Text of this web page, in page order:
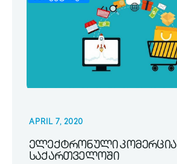
APRIL 7, 2020
ელექტრონული კომერცია
საქართველოში